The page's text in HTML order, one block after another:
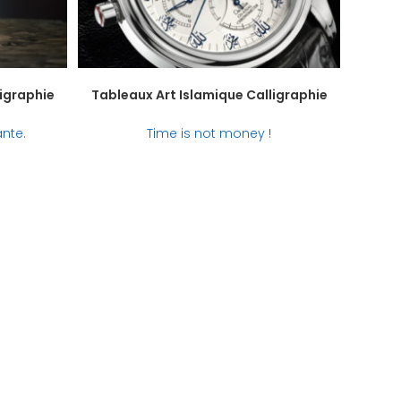
Tableaux Art Islamique Calligraphie
Time is not money !